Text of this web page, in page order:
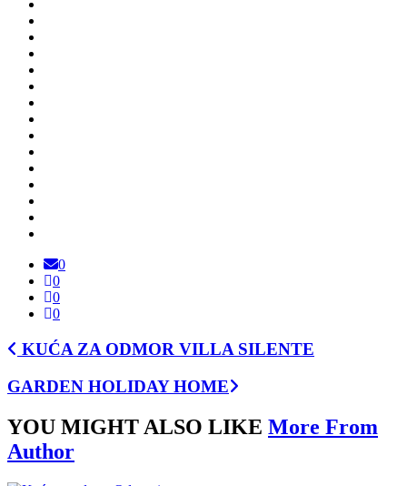
0
0
0
0
KUĆA ZA ODMOR VILLA SILENTE
GARDEN HOLIDAY HOME
YOU MIGHT ALSO LIKE More From
Author